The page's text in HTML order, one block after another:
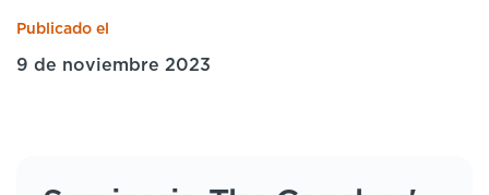
Publicado el
9 de noviembre 2023